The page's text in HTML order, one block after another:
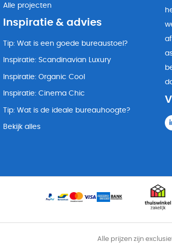
Alle projecten
Inspiratie & advies
Tip: Wat is een goede bureaustoel?
Inspiratie: Scandinavian Luxury
Inspiratie: Organic Cool
Inspiratie: Cinema Chic
Tip: Wat is de ideale bureauhoogte?
Bekijk alles
Alle prijzen zijn